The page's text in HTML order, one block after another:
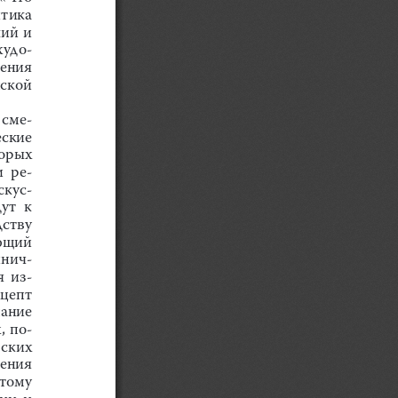
и
-
сме-
ре-
-
к
-
из-
по-